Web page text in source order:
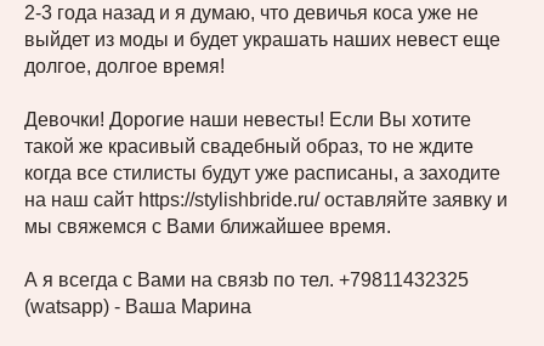
2-3 года назад и я думаю, что девичья коса уже не
выйдет из моды и будет украшать наших невест еще
долгое, долгое время!
Девочки! Дорогие наши невесты! Если Вы хотите
такой же красивый свадебный образ, то не ждите
когда все стилисты будут уже расписаны, а заходите
на наш сайт https://stylishbride.ru/ оставляйте заявку и
мы свяжемся с Вами ближайшее время.
А я всегда с Вами на связb по тел. +79811432325
(watsapp) - Ваша Марина